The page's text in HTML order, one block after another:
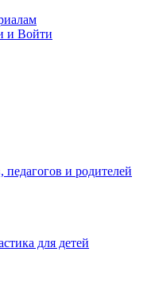
и Войти
педагогов и родителей
для детей